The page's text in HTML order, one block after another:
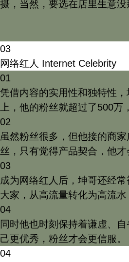
摄，当然，要选在店里生意没
03
网络红人 Internet Celebrity
01
凭借内容的实用性和独特性
上，他的粉丝就超过了500
02
虽然粉丝很多，但他接的商
丝，只有觉得产品契合，他才
03
成为网络红人后，坤哥还经
大家，从高流量转化为高流水
04
同时他也时刻保持着谦虚、
己更优秀，粉丝才会更信服。
04